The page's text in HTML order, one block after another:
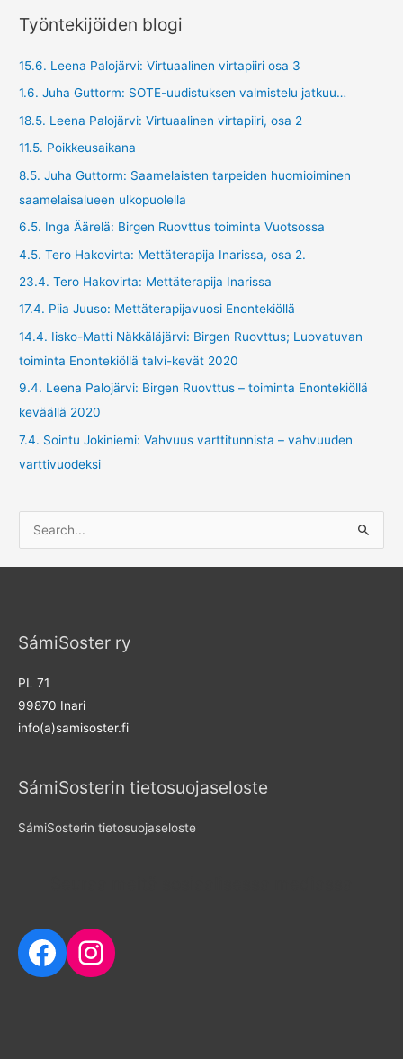
Työntekijöiden blogi
15.6. Leena Palojärvi: Virtuaalinen virtapiiri osa 3
1.6. Juha Guttorm: SOTE-uudistuksen valmistelu jatkuu…
18.5. Leena Palojärvi: Virtuaalinen virtapiiri, osa 2
11.5. Poikkeusaikana
8.5. Juha Guttorm: Saamelaisten tarpeiden huomioiminen
saamelaisalueen ulkopuolella
6.5. Inga Äärelä: Birgen Ruovttus toiminta Vuotsossa
4.5. Tero Hakovirta: Mettäterapija Inarissa, osa 2.
23.4. Tero Hakovirta: Mettäterapija Inarissa
17.4. Piia Juuso: Mettäterapijavuosi Enontekiöllä
14.4. Iisko-Matti Näkkäläjärvi: Birgen Ruovttus; Luovatuvan
toiminta Enontekiöllä talvi-kevät 2020
9.4. Leena Palojärvi: Birgen Ruovttus – toiminta Enontekiöllä
keväällä 2020
7.4. Sointu Jokiniemi: Vahvuus varttitunnista – vahvuuden
varttivuodeksi
e
a
h
o
SámiSoster ry
PL 71
99870 Inari
info(a)samisoster.fi
SámiSosterin tietosuojaseloste
SámiSosterin tietosuojaseloste
Facebook
Instagram